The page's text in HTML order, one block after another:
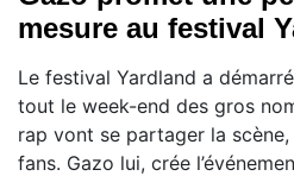
mesure au festival
Le festival Yardland a
tout le week-end des gros
rap vont se partager la
fans. Gazo lui, crée